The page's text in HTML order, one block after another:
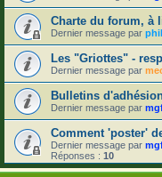
Charte du forum, à
Dernier message par
Les "Griottes" -
Dernier message par
Bulletins
Dernier message par
Comment 'poster'
Dernier message par
Réponses : 10